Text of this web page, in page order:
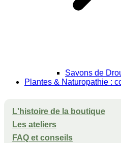
Savons de
Plantes & Naturopathie :
L'histoire de la boutique
Les ateliers
FAQ et conseils